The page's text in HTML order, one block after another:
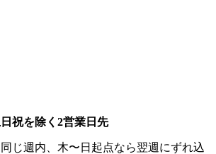
祝を除く2営業日先
じ週内、木〜日起点なら翌週にずれ込